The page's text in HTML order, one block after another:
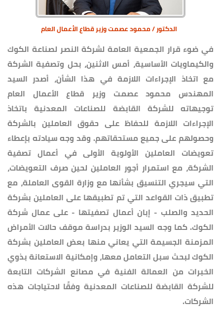
الدكتور / محمود عصمت وزير قطاع الأعمال العام
في ضوء قرار الجمعية العامة لشركة النصر لصناعة الكوك
والكيماويات الأساسية، أمس الاثنين، بحل وتصفية الشركة
مع اتخاذ الإجراءات اللازمة في هذا الشأن، أصدر السيد
المهندس محمود عصمت وزير قطاع الأعمال العام
توجيهاته للشركة القابضة للصناعات المعدنية باتخاذ
الإجراءات اللازمة للحفاظ على حقوق العاملين بالشركة
وحصولهم على جميع مستحقاتهم. وقد وجه سيادته بإعطاء
تعويضات العاملين الأولوية الأولى في أعمال تصفية
الشركة، مع استمرار أجور العاملين لحين صرف التعويضات،
التي سيجري التنسيق بشأنها مع وزارة القوى العاملة، مع
تطبيق ذات القواعد التي تم تطبيقها على العاملين بشركة
الحديد والصلب - إبان أعمال تصفيتها - على عمال شركة
الكوك. كما وجه السيد الوزير بدراسة موقف حالات الأمراض
المزمنة الجسيمة التي يعاني منها بعض العاملين بشركة
الكوك لبحث سبل التعامل معها، وإمكانية الاستعانة بذوي
الخبرات من العمالة الفنية في مصانع الشركات التابعة
للشركة القابضة للصناعات المعدنية وفقًا لاحتياجات هذه
الشركات.